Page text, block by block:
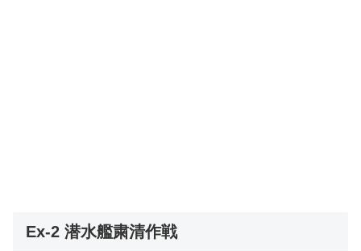
Ex-2 潜水艦粛清作戦